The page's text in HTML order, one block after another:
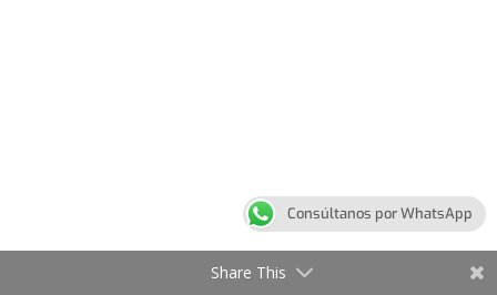
Share This
Consúltanos por WhatsApp